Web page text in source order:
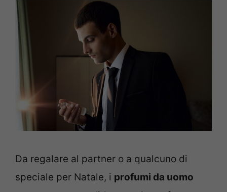
Da regalare al partner o a qualcuno di
speciale per Natale, i profumi da uomo